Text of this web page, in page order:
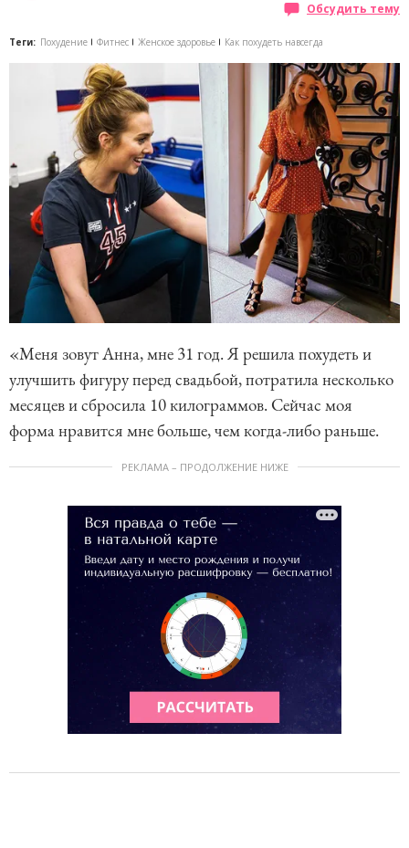
Обсудить тему
Теги: Похудение Фитнес Женское здоровье Как похудеть навсегда
«Меня зовут Анна, мне 31 год. Я решила похудеть и
улучшить фигуру перед свадьбой, потратила несколько
месяцев и сбросила 10 килограммов. Сейчас моя
форма нравится мне больше, чем когда-либо раньше.
РЕКЛАМА – ПРОДОЛЖЕНИЕ НИЖЕ